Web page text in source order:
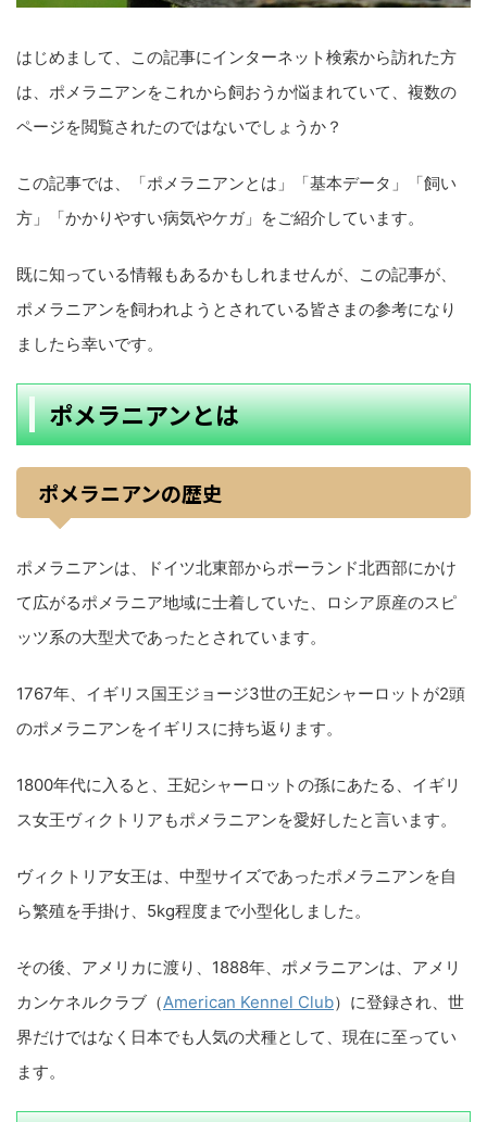
はじめまして、この記事にインターネット検索から訪れた方
は、ポメラニアンをこれから飼おうか悩まれていて、複数の
ページを閲覧されたのではないでしょうか？
この記事では、「ポメラニアンとは」「基本データ」「飼い
方」「かかりやすい病気やケガ」をご紹介しています。
既に知っている情報もあるかもしれませんが、この記事が、
ポメラニアンを飼われようとされている皆さまの参考になり
ましたら幸いです。
ポメラニアンとは
ポメラニアンの歴史
ポメラニアンは、ドイツ北東部からポーランド北西部にかけ
て広がるポメラニア地域に士着していた、ロシア原産のスピ
ッツ系の大型犬であったとされています。
1767年、イギリス国王ジョージ3世の王妃シャーロットが2頭
のポメラニアンをイギリスに持ち返ります。
1800年代に入ると、王妃シャーロットの孫にあたる、イギリ
ス女王ヴィクトリアもポメラニアンを愛好したと言います。
ヴィクトリア女王は、中型サイズであったポメラニアンを自
ら繁殖を手掛け、5kg程度まで小型化しました。
その後、アメリカに渡り、1888年、ポメラニアンは、アメリ
カンケネルクラブ（American Kennel Club）に登録され、世
界だけではなく日本でも人気の犬種として、現在に至ってい
ます。